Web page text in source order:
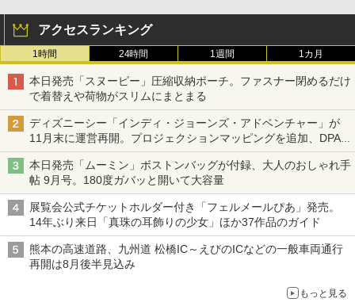
アクセスランキング
1時間 24時間 1週間 1カ月
本日発売「スヌーピー」圧縮収納ポーチ。ファスナー閉めるだけ
で着替えや荷物がスリムにまとまる
ディズニーシー「インディ・ジョーンズ・アドベンチャー」が
11月末に運営再開。プロジェクションマッピングを追加、DPA
は1500円
本日発売「ムーミン」ボストンバッグが付録、大人のおしゃれ手
帖 9月号。180度ガバッと開いて大容量
展覧会公式チケットホルダー付き「フェルメールぴあ」発売。
14年ぶり来日「真珠の耳飾りの少女」ほか37作品のガイド
熊本の高速道路、九州道 松橋IC～えびのICなどの一般車両通行
再開は8月後半見込み
もっと見る